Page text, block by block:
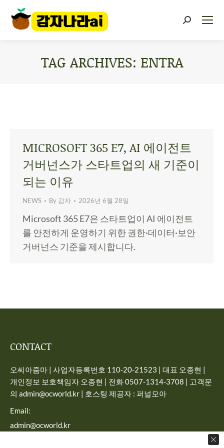
TAG ARCHIVES: ENTRA
MICROSOFT 365 E7, AI 에이전트
거버넌스가 스타트업의 새 기준이
되는 이유
NEWS By 감자 2026년 6월 28일
Microsoft 365 E7은 스타트업이 AI 에이전트
를 안전하게 운영하기 위한 권한·데이터·보안
거버넌스 기준을 제시합니다.
CONTACT
오씨아줌마 | 사업자등록번호 110-20-21523 | 대표 오종현 |
개인정보 보호책임자 오종현 | 전화 0507-1314-3708 | 고객문
의 admin@ocworld.kr | 호스팅 제공자 : 퍼널모아
Email:
admin@ocworld.kr